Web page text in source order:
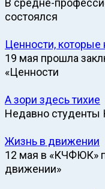
В средне-
состоялся
Ценности,
19 мая прошла
«Ценности
А зори здесь тихие
Недавно студенты
Жизнь в движении
12 мая в «КЧФЮК»
движении»